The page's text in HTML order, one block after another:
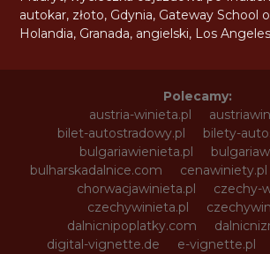
autokar, złoto, Gdynia, Gateway School
Holandia, Granada, angielski, Los Angeles
Polecamy:
austria-winieta.pl
bilet-autostradowy.pl
bilety-
bulgariawienieta.pl
bulharskadalnice.com
cenawiniety.pl
chorwacjawinieta.pl
czechy-
czechywinieta.pl
dalnicnipoplatky.com
digital-vignette.de
e-vignette.pl